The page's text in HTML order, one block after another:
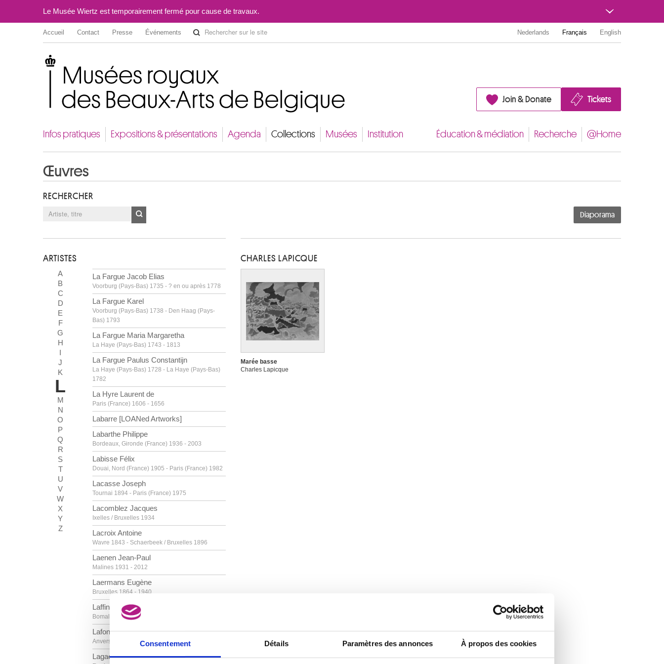
Consentement Détails Paramètres des annonces À propos des cookies
Le Musée Wiertz est temporairement fermé pour cause de travaux.
Accueil Contact Presse Événements Nederlands Français English
Join & Donate Tickets
Infos pratiques Expositions & présentations Agenda Collections Musées Institution Éducation & médiation Recherche @Home
Œuvres
RECHERCHER
ARTISTES
A
B
C
D
E
F
G
H
I
J
K
L
M
N
O
P
Q
R
S
T
U
V
W
X
Y
Z
La Fargue Jacob Elias
Voorburg (Pays-Bas) 1735 - ? en ou après 1778
La Fargue Karel
Voorburg (Pays-Bas) 1738 - Den Haag (Pays-
Bas) 1793
La Fargue Maria Margaretha
La Haye (Pays-Bas) 1743 - 1813
La Fargue Paulus Constantijn
La Haye (Pays-Bas) 1728 - La Haye (Pays-Bas)
1782
La Hyre Laurent de
Paris (France) 1606 - 1656
Labarre [LOANed Artworks]
Labarthe Philippe
Bordeaux, Gironde (France) 1936 - 2003
Labisse Félix
Douai, Nord (France) 1905 - Paris (France) 1982
Lacasse Joseph
Tournai 1894 - Paris (France) 1975
Lacomblez Jacques
Ixelles / Bruxelles 1934
Lacroix Antoine
Wavre 1843 - Schaerbeek / Bruxelles 1896
Laenen Jean-Paul
Malines 1931 - 2012
Laermans Eugène
Bruxelles 1864 - 1940
Laffineur Marc
Bomal / Durbuy 1940
Lafontaine Marie-Jo
Anvers 1950
Lagae Jules
Diaporama
CHARLES LAPICQUE
Marée basse
Charles Lapicque